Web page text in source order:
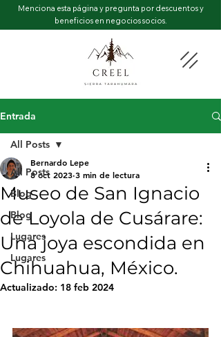
Menciona esta página y pregunta por descuentos y
beneficios en negocios socios.
Entrada
All Posts
Blog
Blog
Lugares
Lugares
All Posts
Museo de San Ignacio
de Loyola de Cusárare:
Una joya escondida en
Chihuahua, México.
Bernardo Lepe
8 oct 2023 3 min de lectura
Actualizado: 18 feb 2024